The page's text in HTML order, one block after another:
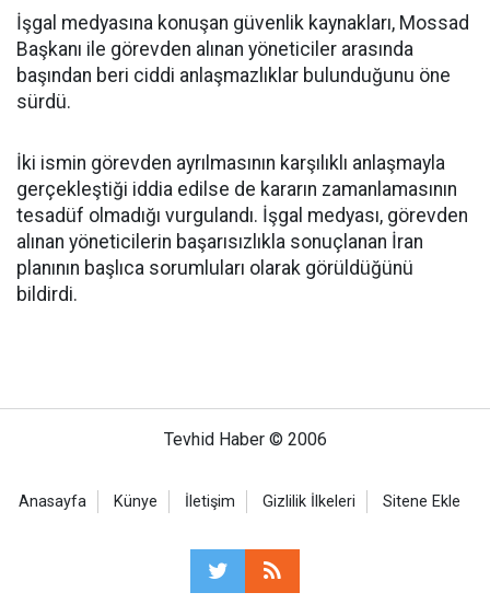
İşgal medyasına konuşan güvenlik kaynakları, Mossad
Başkanı ile görevden alınan yöneticiler arasında
başından beri ciddi anlaşmazlıklar bulunduğunu öne
sürdü.
İki ismin görevden ayrılmasının karşılıklı anlaşmayla
gerçekleştiği iddia edilse de kararın zamanlamasının
tesadüf olmadığı vurgulandı. İşgal medyası, görevden
alınan yöneticilerin başarısızlıkla sonuçlanan İran
planının başlıca sorumluları olarak görüldüğünü
bildirdi.
Tevhid Haber © 2006
Anasayfa Künye İletişim Gizlilik İlkeleri Sitene Ekle